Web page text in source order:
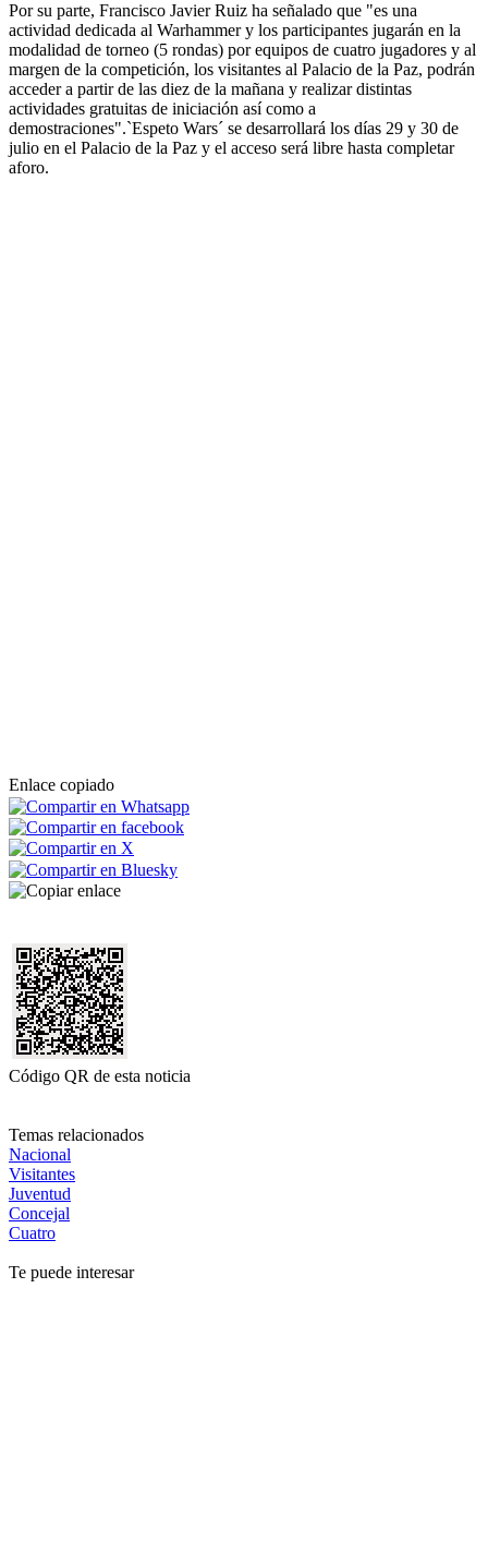
Por su parte, Francisco Javier Ruiz ha señalado que "es una
actividad dedicada al Warhammer y los participantes jugarán en la
modalidad de torneo (5 rondas) por equipos de cuatro jugadores y al
margen de la competición, los visitantes al Palacio de la Paz, podrán
acceder a partir de las diez de la mañana y realizar distintas
actividades gratuitas de iniciación así como a
demostraciones".`Espeto Wars´ se desarrollará los días 29 y 30 de
julio en el Palacio de la Paz y el acceso será libre hasta completar
aforo.
Enlace copiado
Código QR de esta noticia
Temas relacionados
Nacional
Visitantes
Juventud
Concejal
Cuatro
Te puede interesar